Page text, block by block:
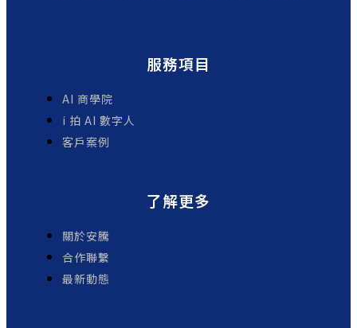
服務項目
AI 商學院
i 拍 AI 數字人
客戶案例
了解更多
關於安騰
合作聯繫
最新動態